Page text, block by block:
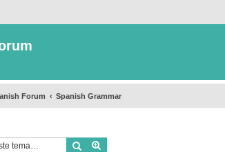
Forum Spanish Grammar
Buscar